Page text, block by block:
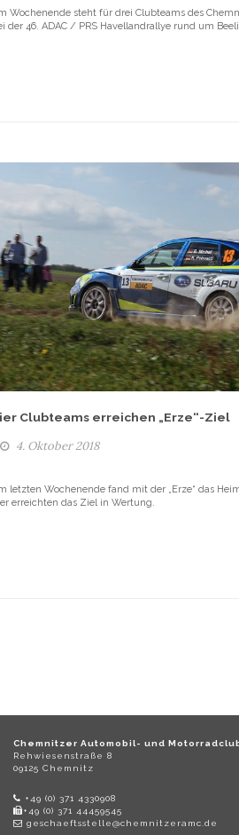
Wochenende steht für drei Clubteams des
der 46. ADAC / PRS Havellandrallye rund um
Clubteams erreichen „Erze“-Ziel
4. Oktober 2018
letzten Wochenende fand mit der „Erze“ das
erreichten das Ziel in Wertung.
Chemnitzer Automobil- und Motorradclub
Rehwiesenstraße 8
09125 Chemnitz
+49 (0) 371 4330908
+49 (0) 371 44459545
geschaeftsstelle@chemnitzeramc.de